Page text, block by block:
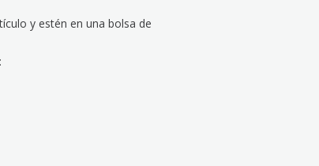
y estén en una bolsa de